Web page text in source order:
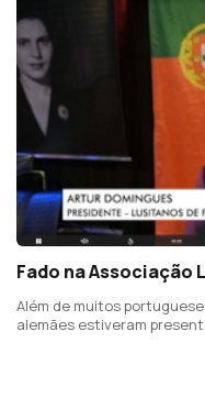
Fado na Associação
Além de muitos
alemães estiveram